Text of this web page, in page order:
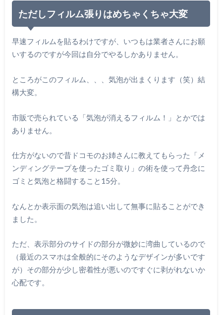
ただしフィルム張りはめちゃくちゃ大変
早速フィルムを貼るわけですが、いつもは業者さんにお願
いするのですが今回は自分でやるしかありません。
ところがこのフィルム、、、気泡が出まくります（笑）結
構大変。
市販で売られている「気泡が消えるフィルム！」とかでは
ありません。
仕方がないので昔ドコモのお姉さんに教えてもらった「メ
ンディングテープを使ったゴミ取り」の術を使って丹念に
ゴミと気泡と格闘すること15分。
なんとか表示面の気泡は追い出して無事に貼ることができ
ました。
ただ、表示部分のサイドの部分が微妙に湾曲しているので
（最近のスマホは全般的にそのようなデザインが多いです
が）その部分が少し密着性が悪いのですぐに剥がれないか
心配です。